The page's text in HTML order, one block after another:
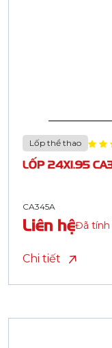
Lốp thể thao
LỐP 24X1.95
CA345A
Liên hệĐã tính
Chi tiết